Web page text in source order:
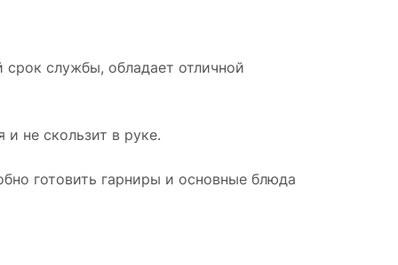
службы, обладает отличной
и не скользит в руке.
готовить гарниры и основные блюда